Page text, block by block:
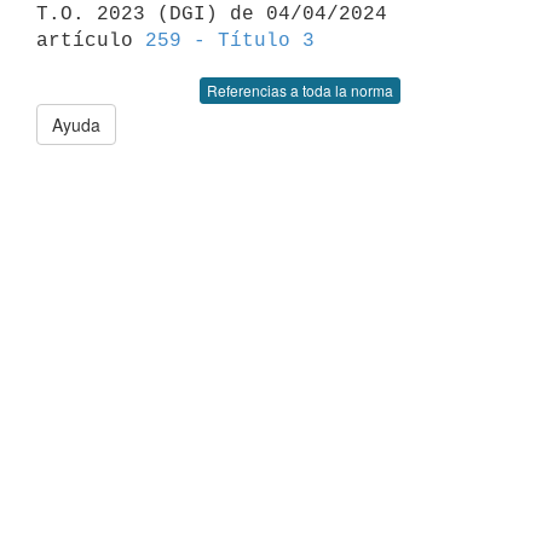
T.O. 2023 (DGI) de 04/04/2024
artículo 259 - Título 3
Referencias a toda la norma
Ayuda